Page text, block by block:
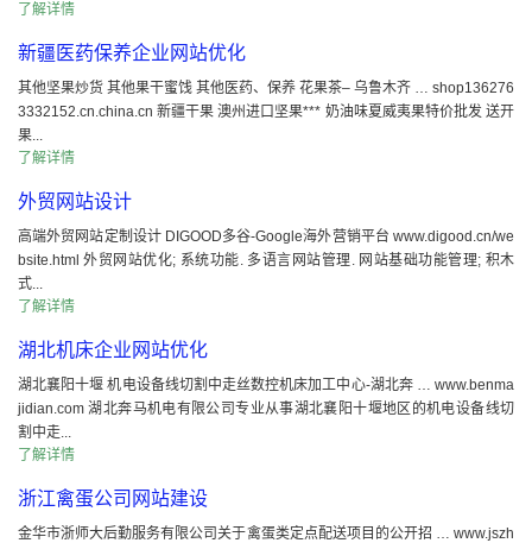
了解详情
新疆医药保养企业网站优化
其他坚果炒货 其他果干蜜饯 其他医药、保养 花果茶– 乌鲁木齐 … shop136276
3332152.cn.china.cn 新疆干果 澳州进口坚果*** 奶油味夏威夷果特价批发 送开
果...
了解详情
外贸网站设计
高端外贸网站定制设计 DIGOOD多谷-Google海外营销平台 www.digood.cn/we
bsite.html 外贸网站优化; 系统功能. 多语言网站管理. 网站基础功能管理; 积木
式...
了解详情
湖北机床企业网站优化
湖北襄阳十堰 机电设备线切割中走丝数控机床加工中心-湖北奔 … www.benma
jidian.com 湖北奔马机电有限公司专业从事湖北襄阳十堰地区的机电设备线切
割中走...
了解详情
浙江禽蛋公司网站建设
金华市浙师大后勤服务有限公司关于禽蛋类定点配送项目的公开招 … www.jszh